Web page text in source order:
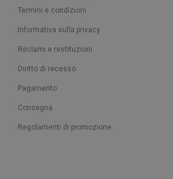
Termini e condizioni
Informativa sulla privacy
Reclami e restituzioni
Diritto di recesso
Pagamento
Consegna
Regolamenti di promozione